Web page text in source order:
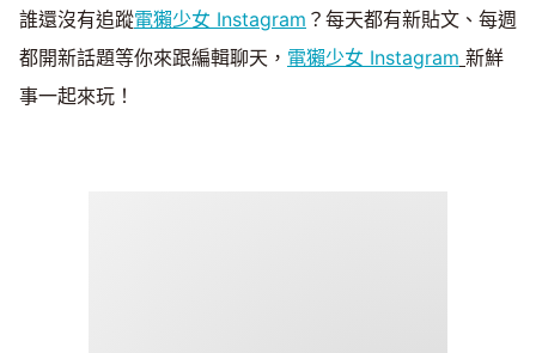
誰還沒有追蹤電獺少女 Instagram ？每天都有新貼文、每週
都開新話題等你來跟編輯聊天， 電獺少女 Instagram 新鮮
事一起來玩！